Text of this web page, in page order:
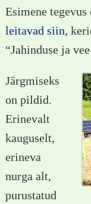
Esimene
leitavad siin,
“Jahinduse ja
Järgmiseks
on pildid.
Erinevalt
kauguselt,
erineva
nurga alt,
purustatud